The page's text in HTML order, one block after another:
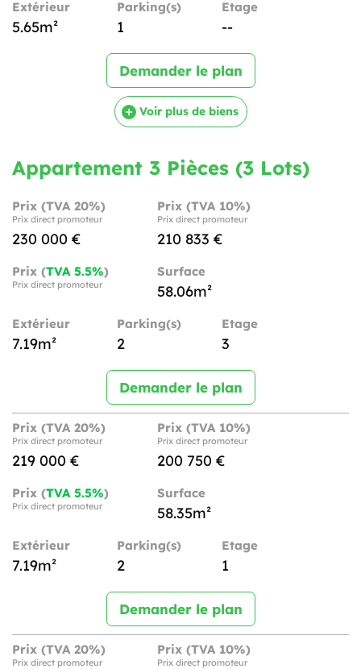
Extérieur
5.65m²
Parking(s)
1
Etage
--
Demander le plan
Voir plus de biens
Appartement 3 Pièces (3 Lots)
Prix (TVA 20%)
Prix direct promoteur
230 000 €
Prix (TVA 10%)
Prix direct promoteur
210 833 €
Prix (TVA 5.5%)
Prix direct promoteur
Surface
58.06m²
Extérieur
7.19m²
Parking(s)
2
Etage
3
Demander le plan
Prix (TVA 20%)
Prix direct promoteur
219 000 €
Prix (TVA 10%)
Prix direct promoteur
200 750 €
Prix (TVA 5.5%)
Prix direct promoteur
Surface
58.35m²
Extérieur
7.19m²
Parking(s)
2
Etage
1
Demander le plan
Prix (TVA 20%)
Prix direct promoteur
Prix (TVA 10%)
Prix direct promoteur